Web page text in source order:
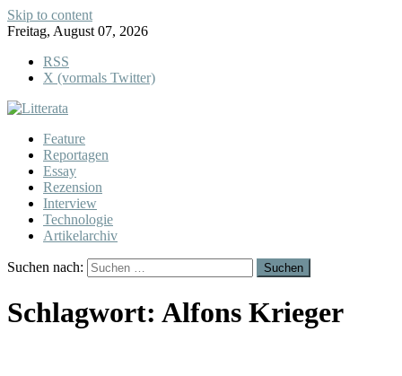
Skip to content
Freitag, August 07, 2026
RSS
X (vormals Twitter)
Feature
Reportagen
Essay
Rezension
Interview
Technologie
Artikelarchiv
Suchen nach:
Schlagwort: Alfons Krieger